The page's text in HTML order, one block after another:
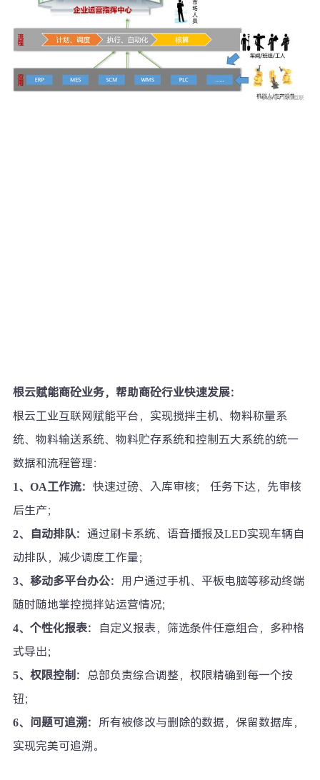
根云赋能商砼业务，帮助商砼行业快速发展：
根云工业互联网赋能平台，实现搅拌主机、物料称量系
统、物料输送系统、物料贮存系统和控制五大系统的统一
数据和流程管理：
1、OA工作流： 快速过磅、入库审核； 任务下达，先审核
后生产；
2、自动排队： 通过刷卡系统、语音播报及LED实现车辆自
动排队，减少调度工作量；
3、移动多平台办公： 用户通过手机、平板电脑等移动终端
随时随地掌控搅拌站运营情况；
4、个性化报表：
自定义报表，筛选条件任意组合，多种格
式导出；
5、权限控制： 总部负责综合调整，权限精确到每一个按
钮；
6、问题可追溯： 所有被修改与删除的数据，保留数据库，
实现完美可追溯。